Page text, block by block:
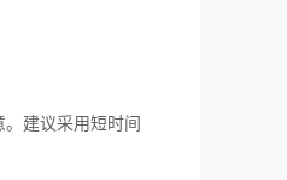
建议采用短时间